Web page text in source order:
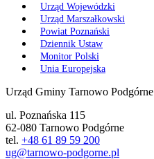
Urząd Wojewódzki
Urząd Marszałkowski
Powiat Poznański
Dziennik Ustaw
Monitor Polski
Unia Europejska
Urząd Gminy Tarnowo Podgórne
ul. Poznańska 115
62-080 Tarnowo Podgórne
tel. +48 61 89 59 200
ug@tarnowo-podgorne.pl